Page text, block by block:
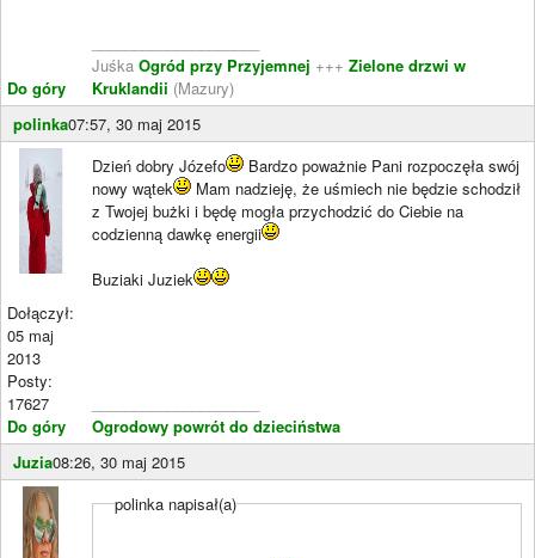
Do góry
Juśka Ogród przy Przyjemnej +++ Zielone drzwi w
Kruklandii (Mazury)
polinka07:57, 30 maj 2015
Dołączył:
05 maj
2013
Posty:
17627
Do góry
Dzień dobry Józefo
Bardzo poważnie Pani rozpoczęła swój
nowy wątek
Mam nadzieję, że uśmiech nie będzie schodził
z Twojej bużki i będę mogła przychodzić do Ciebie na
codzienną dawkę energii
Buziaki Juziek
Ogrodowy powrót do dzieciństwa
Juzia08:26, 30 maj 2015
polinka napisał(a)